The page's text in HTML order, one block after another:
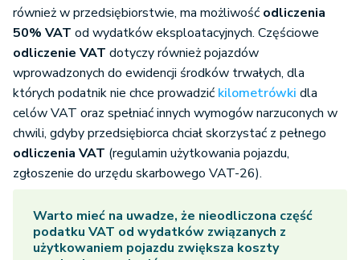
również w przedsiębiorstwie, ma możliwość odliczenia
50% VAT od wydatków eksploatacyjnych. Częściowe
odliczenie VAT dotyczy również pojazdów
wprowadzonych do ewidencji środków trwałych, dla
których podatnik nie chce prowadzić kilometrówki dla
celów VAT oraz spełniać innych wymogów narzuconych w
chwili, gdyby przedsiębiorca chciał skorzystać z pełnego
odliczenia VAT (regulamin użytkowania pojazdu,
zgłoszenie do urzędu skarbowego VAT-26).
Warto mieć na uwadze, że nieodliczona część
podatku VAT od wydatków związanych z
użytkowaniem pojazdu zwiększa koszty